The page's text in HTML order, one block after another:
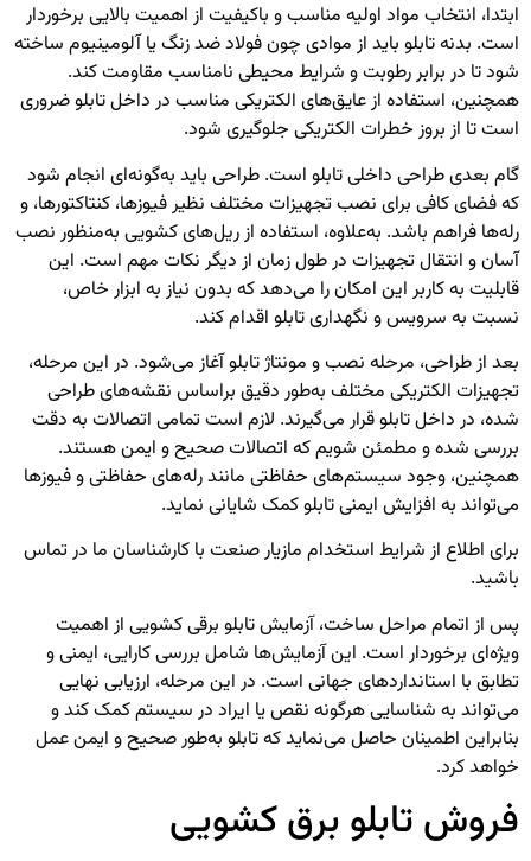
ابتدا، انتخاب مواد اولیه مناسب و باکیفیت از اهمیت بالایی برخوردار
است. بدنه تابلو باید از موادی چون فولاد ضد زنگ یا آلومینیوم ساخته
شود تا در برابر رطوبت و شرایط محیطی نامناسب مقاومت کند.
همچنین، استفاده از عایق‌های الکتریکی مناسب در داخل تابلو ضروری
است تا از بروز خطرات الکتریکی جلوگیری شود.
گام بعدی طراحی داخلی تابلو است. طراحی باید به‌گونه‌ای انجام شود
که فضای کافی برای نصب تجهیزات مختلف نظیر فیوزها، کنتاکتور‌ها، و
رله‌ها فراهم باشد. به‌علاوه، استفاده از ریل‌های کشویی به‌منظور نصب
آسان و انتقال تجهیزات در طول زمان از دیگر نکات مهم است. این
قابلیت به کاربر این امکان را می‌دهد که بدون نیاز به ابزار خاص،
نسبت به سرویس و نگهداری تابلو اقدام کند.
بعد از طراحی، مرحله نصب و مونتاژ تابلو آغاز می‌شود. در این مرحله،
تجهیزات الکتریکی مختلف به‌طور دقیق براساس نقشه‌های طراحی
شده، در داخل تابلو قرار می‌گیرند. لازم است تمامی اتصالات به دقت
بررسی شده و مطمئن شویم که اتصالات صحیح و ایمن هستند.
همچنین، وجود سیستم‌های حفاظتی مانند رله‌های حفاظتی و فیوزها
می‌تواند به افزایش ایمنی تابلو کمک شایانی نماید.
برای اطلاع از شرایط استخدام مازیار صنعت با کارشناسان ما در تماس
باشید.
پس از اتمام مراحل ساخت، آزمایش تابلو برقی کشویی از اهمیت
ویژه‌ای برخوردار است. این آزمایش‌ها شامل بررسی کارایی، ایمنی و
تطابق با استانداردهای جهانی است. در این مرحله، ارزیابی نهایی
می‌تواند به شناسایی هرگونه نقص یا ایراد در سیستم کمک کند و
بنابراین اطمینان حاصل می‌نماید که تابلو به‌طور صحیح و ایمن عمل
خواهد کرد.
فروش تابلو برق کشویی